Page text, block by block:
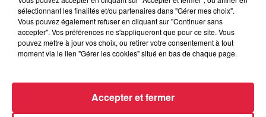
découvrez la vie des mineurs de la Renaissance.
Réservation :https://asepam.regiondo.fr/visite-de-la-mine-st-
louis-eisenthur
Tarifs : 15 euros / adulte, 10 euros / enfant (- de 15 ans)
sélectionnant les finalités et/ou partenaires dans "Gérer mes choix".
Vous pouvez également refuser en cliquant sur "Continuer sans
accepter". Vos préférences ne s'appliqueront que pour ce site. Vous
pouvez mettre à jour vos choix, ou retirer votre consentement à tout
moment via le lien "Gérer les cookies" situé en bas de chaque page.
Accepter et fermer